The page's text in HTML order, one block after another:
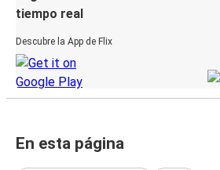
tiempo real
Descubre la App de Flix
En esta página